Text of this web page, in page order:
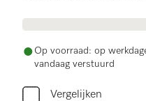
Op voorraad: op
vandaag verstuurd
Vergelijken